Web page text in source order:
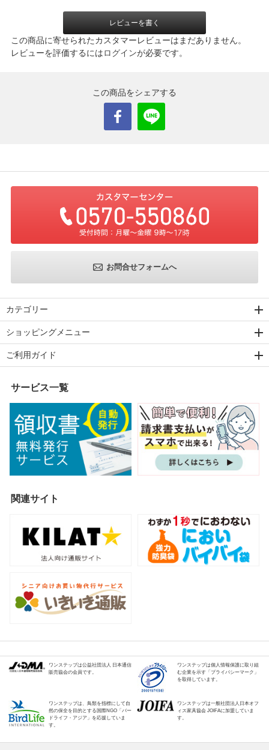
レビューを書く
この商品に寄せられたカスタマーレビューはまだありません。
レビューを評価するにはログインが必要です。
この商品をシェアする
お問合せフォームへ
カテゴリー
ショッピングメニュー
ご利用ガイド
サービス一覧
関連サイト
ワンステップは公益社団法人 日本通信
販売協会の会員です。
ワンステップは個人情報保護に取り組
む企業を示す「プライバシーマーク」
を取得しています。
ワンステップは、鳥類を指標にして自
然の保全を目的とする国際NGO「バー
ドライフ・アジア」を応援していま
す。
ワンステップは一般社団法人日本オフ
ィス家具協会 JOIFAに加盟していま
す。